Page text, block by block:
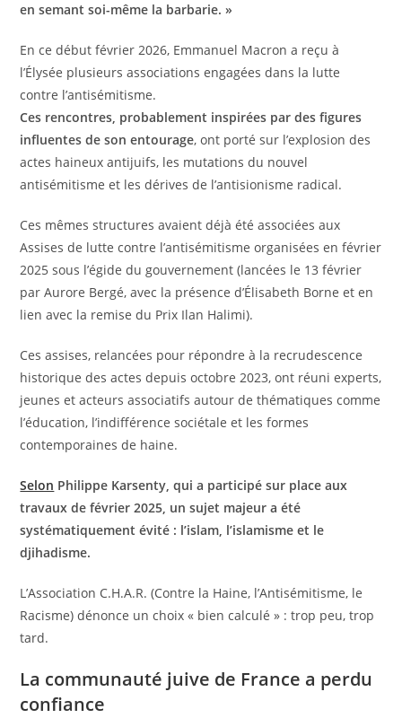
en semant soi-même la barbarie. »
En ce début février 2026, Emmanuel Macron a reçu à
l’Élysée plusieurs associations engagées dans la lutte
contre l’antisémitisme.
Ces rencontres, probablement inspirées par des figures
influentes de son entourage, ont porté sur l’explosion des
actes haineux antijuifs, les mutations du nouvel
antisémitisme et les dérives de l’antisionisme radical.
Ces mêmes structures avaient déjà été associées aux
Assises de lutte contre l’antisémitisme organisées en février
2025 sous l’égide du gouvernement (lancées le 13 février
par Aurore Bergé, avec la présence d’Élisabeth Borne et en
lien avec la remise du Prix Ilan Halimi).
Ces assises, relancées pour répondre à la recrudescence
historique des actes depuis octobre 2023, ont réuni experts,
jeunes et acteurs associatifs autour de thématiques comme
l’éducation, l’indifférence sociétale et les formes
contemporaines de haine.
Selon Philippe Karsenty, qui a participé sur place aux
travaux de février 2025, un sujet majeur a été
systématiquement évité : l’islam, l’islamisme et le
djihadisme.
L’Association C.H.A.R. (Contre la Haine, l’Antisémitisme, le
Racisme) dénonce un choix « bien calculé » : trop peu, trop
tard.
La communauté juive de France a perdu
confiance